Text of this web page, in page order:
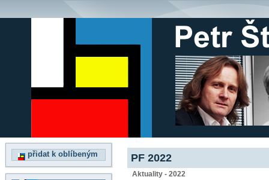
přidat k oblíbeným PF 2022
Aktuality - 2022